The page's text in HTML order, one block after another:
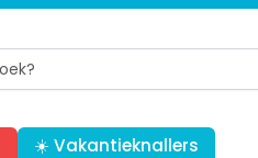
☀️ Vakantieknallers